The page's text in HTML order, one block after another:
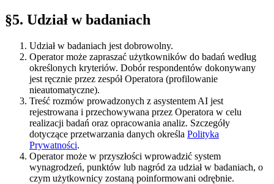
§5. Udział w badaniach
Udział w badaniach jest dobrowolny.
Operator może zapraszać użytkowników do badań według
określonych kryteriów. Dobór respondentów dokonywany
jest ręcznie przez zespół Operatora (profilowanie
nieautomatyczne).
Treść rozmów prowadzonych z asystentem AI jest
rejestrowana i przechowywana przez Operatora w celu
realizacji badań oraz opracowania analiz. Szczegóły
dotyczące przetwarzania danych określa Polityka
Prywatności.
Operator może w przyszłości wprowadzić system
wynagrodzeń, punktów lub nagród za udział w badaniach, o
czym użytkownicy zostaną poinformowani odrębnie.